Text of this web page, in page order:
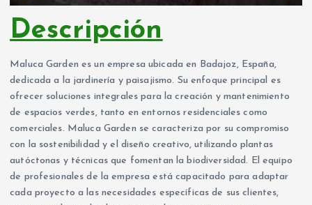
Descripción
Maluca Garden es un empresa ubicada en Badajoz, España,
dedicada a la jardinería y paisajismo. Su enfoque principal es
ofrecer soluciones integrales para la creación y mantenimiento
de espacios verdes, tanto en entornos residenciales como
comerciales. Maluca Garden se caracteriza por su compromiso
con la sostenibilidad y el diseño creativo, utilizando plantas
autóctonas y técnicas que fomentan la biodiversidad. El equipo
de profesionales de la empresa está capacitado para adaptar
cada proyecto a las necesidades específicas de sus clientes,